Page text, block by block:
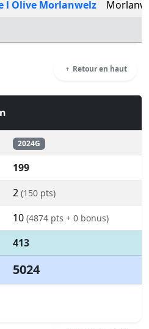
l Olive Morlanwelz
Retour en haut
2024G
199
2 (150 pts)
10 (4874 pts + 0 bonus)
413
5024